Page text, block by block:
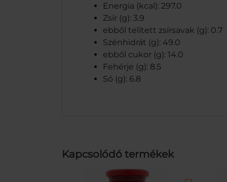
Energia (kcal): 297.0
Zsír (g): 3.9
ebből telített zsírsavak (g): 0.7
Szénhidrát (g): 49.0
ebből cukor (g): 14.0
Fehérje (g): 8.5
Só (g): 6.8
Kapcsolódó termékek